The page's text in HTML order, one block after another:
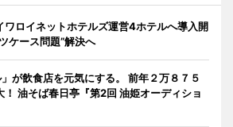
ワロイネットホテルズ運営4ホテルへ導入開
ケース問題”解決へ
が飲食店を元気にする。 前年２万８７５
！ 油そば春日亭『第2回 油姫オーディショ